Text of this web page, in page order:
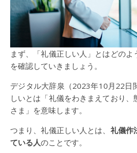
まず、「礼儀正しい人」とはどの
を確認していきましょう。
デジタル大辞泉（2023年10月22日
しいとは「礼儀をわきまえており、
さま」を意味します。
つまり、礼儀正しい人とは、 礼儀作
ている人のことです。